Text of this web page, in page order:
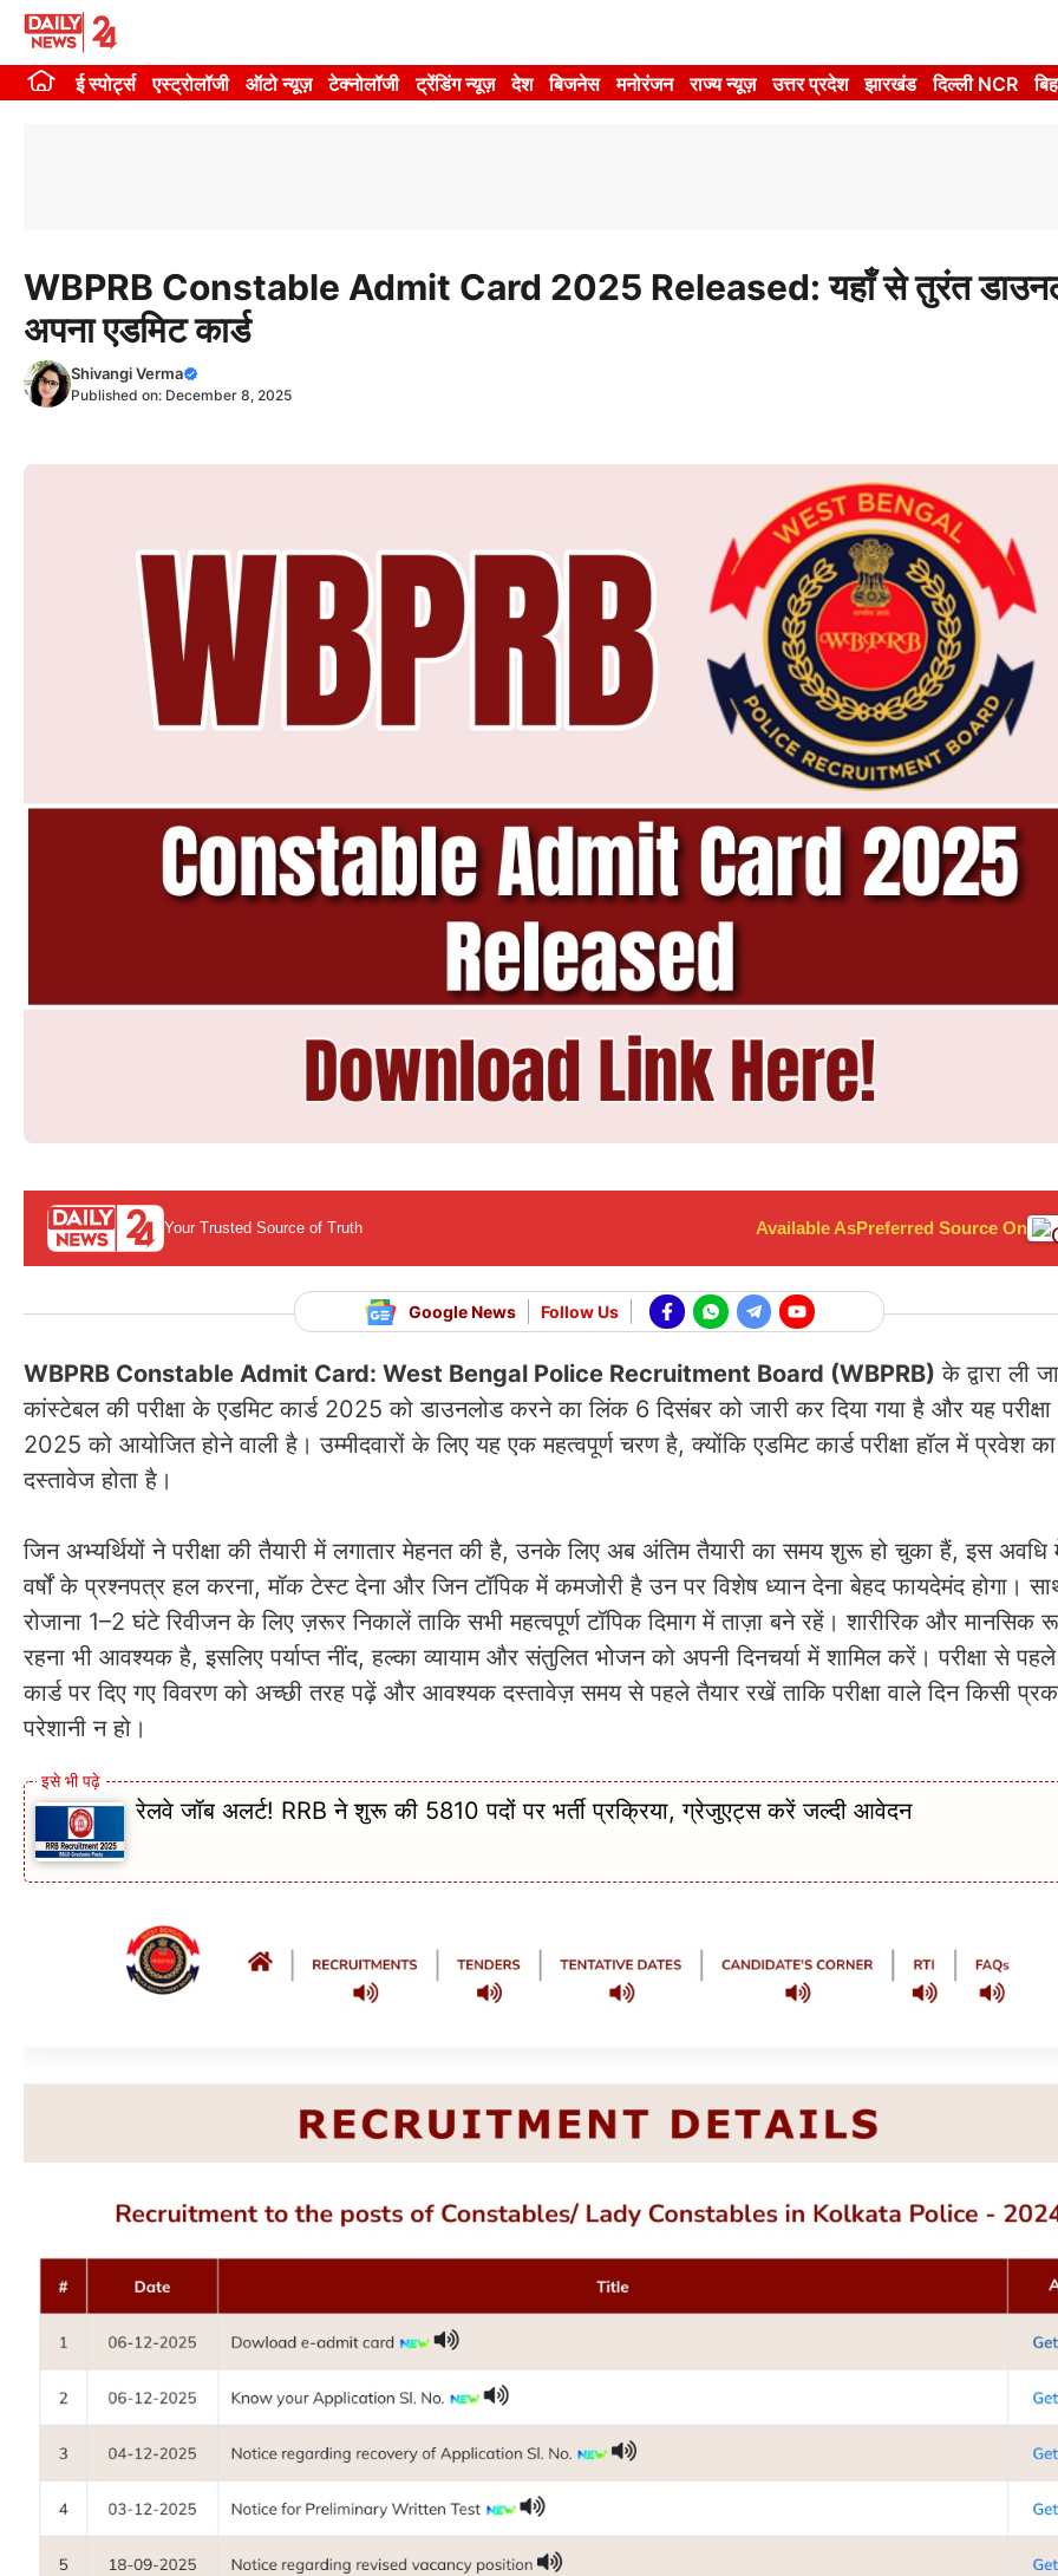
Skip
contentई स्पोर्ट्स एस्ट्रोलॉजी ऑटो न्यूज़ टेक्नोलॉजी ट्रेंडिंग न्यूज़ देश बिजनेस मनोरंजन राज्य न्यूज़ उत्तर प्रदेश झारखंड दिल्ली NCR
WBPRB Constable Admit Card 2025 Released: यहाँ से तुरंत
अपना एडमिट कार्ड
Shivangi Verma
Published on: December 8, 2025
Your Trusted Source of Truth Available AsPreferred Source On
Google News Follow Us
WBPRB Constable Admit Card: West Bengal Police Recruitment Board (WBPRB) के द्वारा ली
कांस्टेबल की परीक्षा के एडमिट कार्ड 2025 को डाउनलोड करने का लिंक 6 दिसंबर को जारी कर दिया गया है और यह
2025 को आयोजित होने वाली है। उम्मीदवारों के लिए यह एक महत्वपूर्ण चरण है, क्योंकि एडमिट कार्ड परीक्षा हॉल में प्रवेश का
दस्तावेज होता है।
जिन अभ्यर्थियों ने परीक्षा की तैयारी में लगातार मेहनत की है, उनके लिए अब अंतिम तैयारी का समय शुरू हो चुका हैं, इस अवधि
वर्षों के प्रश्नपत्र हल करना, मॉक टेस्ट देना और जिन टॉपिक में कमजोरी है उन पर विशेष ध्यान देना बेहद फायदेमंद होगा।
रोजाना 1–2 घंटे रिवीजन के लिए ज़रूर निकालें ताकि सभी महत्वपूर्ण टॉपिक दिमाग में ताज़ा बने रहें। शारीरिक और मानसिक
रहना भी आवश्यक है, इसलिए पर्याप्त नींद, हल्का व्यायाम और संतुलित भोजन को अपनी दिनचर्या में शामिल करें। परीक्षा से
कार्ड पर दिए गए विवरण को अच्छी तरह पढ़ें और आवश्यक दस्तावेज़ समय से पहले तैयार रखें ताकि परीक्षा वाले दिन किसी
परेशानी न हो।
रेलवे जॉब अलर्ट! RRB ने शुरू की 5810 पदों पर भर्ती प्रक्रिया, ग्रेजुएट्स करें जल्दी आवेदन